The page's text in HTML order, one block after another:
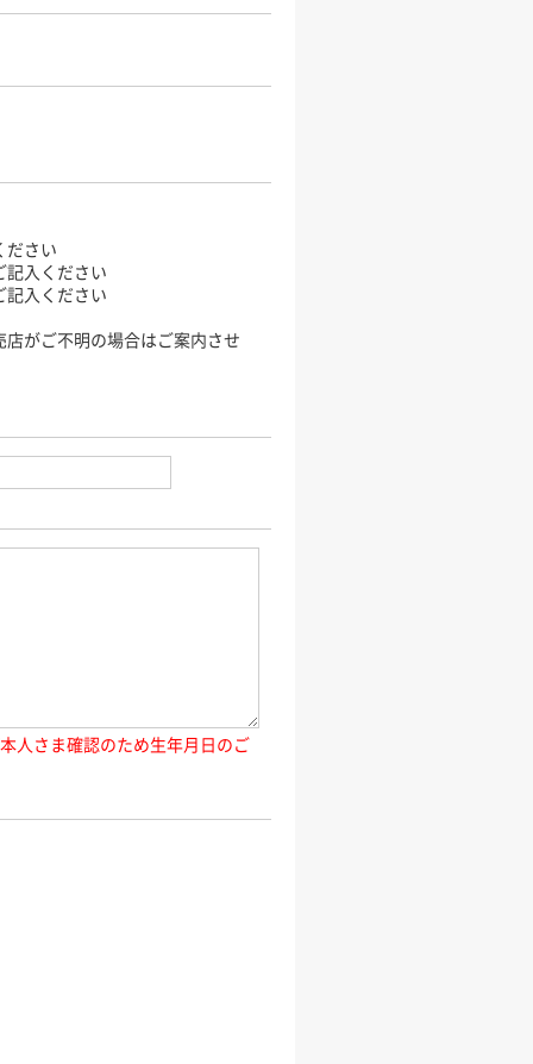
ださい
入ください
入ください
がご不明の場合はご案内させ
人さま確認のため生年月日のご